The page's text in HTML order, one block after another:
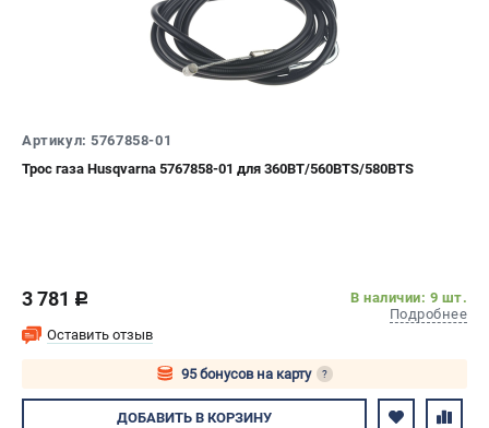
Артикул: 5767858-01
Трос газа Husqvarna 5767858-01 для 360BT/560BTS/580BTS
3 781 c
В наличии: 9 шт.
Подробнее
Оставить отзыв
95 бонусов на карту ?
Авторизуйтесь
ДОБАВИТЬ В КОРЗИНУ